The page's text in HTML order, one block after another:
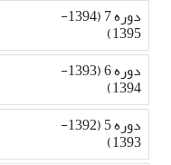
دوره 7 (1394-
1395)
دوره 6 (1393-
1394)
دوره 5 (1392-
1393)